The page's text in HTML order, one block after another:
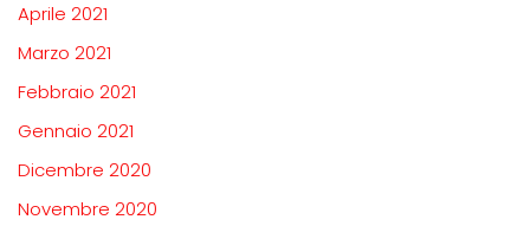
Aprile 2021
Marzo 2021
Febbraio 2021
Gennaio 2021
Dicembre 2020
Novembre 2020